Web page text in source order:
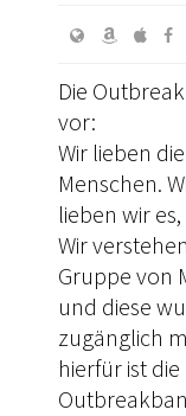
Die
vor:
Wir lieben
Menschen.
lieben wir
Wir
Gruppe von
und diese
zugänglich
hierfür ist die